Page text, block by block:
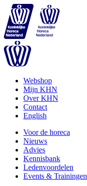
Webshop
Mijn KHN
Over KHN
Contact
English
Voor de horeca
Nieuws
Advies
Kennisbank
Ledenvoordelen
Events & Trainingen